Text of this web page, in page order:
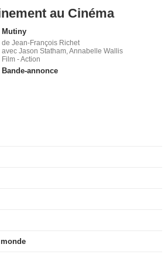
au Cinéma
Mutiny
de Jean-François Richet
avec Jason Statham, Annabelle Wallis
Film - Action
Bande-annonce